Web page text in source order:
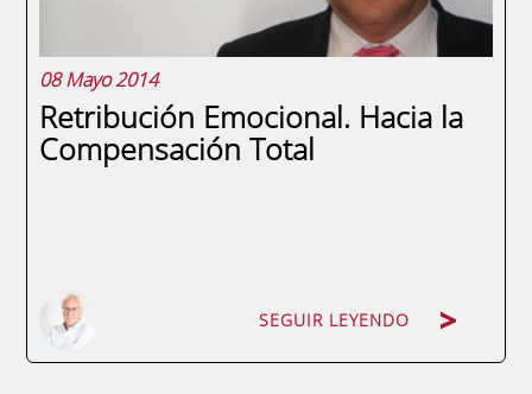
08 Mayo 2014
Retribución Emocional. Hacia la
Compensación Total
SEGUIR LEYENDO